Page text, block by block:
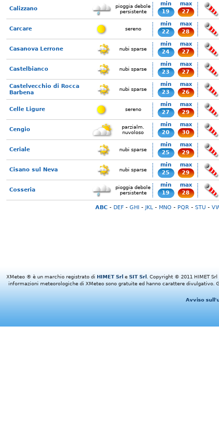
Calizzano
pioggia debole
persistente
min
19
max
27
Carcare sereno
min
22
max
28
Casanova Lerrone nubi sparse
min
24
max
27
Castelbianco nubi sparse
min
23
max
27
Castelvecchio di Rocca
Barbena
nubi sparse
min
23
max
26
Celle Ligure sereno
min
27
max
29
Cengio
parzialm.
nuvoloso
min
20
max
30
Ceriale nubi sparse
min
25
max
29
Cisano sul Neva nubi sparse
min
25
max
29
Cosseria
pioggia debole
persistente
min
19
max
28
ABC- DEF- GHI- JKL- MNO - PQR - STU -
XMeteo ® è un marchio registrato di HIMET Srl e SIT Srl
. Copyright © 2011 HIMET
informazioni meteorologiche di XMeteo sono gratuite ed hanno carattere divulgativo.
Avviso